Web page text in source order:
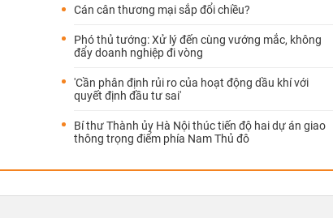
Cán cân thương mại sắp đổi chiều?
Phó thủ tướng: Xử lý đến cùng vướng mắc, không
đẩy doanh nghiệp đi vòng
'Cần phân định rủi ro của hoạt động dầu khí với
quyết định đầu tư sai'
Bí thư Thành ủy Hà Nội thúc tiến độ hai dự án giao
thông trọng điểm phía Nam Thủ đô